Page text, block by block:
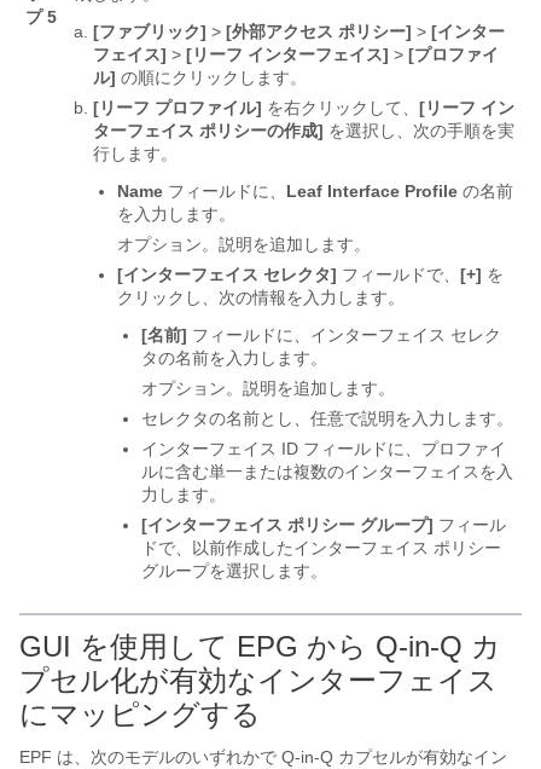
プ 5
[ファブリック] > [外部アクセス ポリシー] > [インター
フェイス] > [リーフ インターフェイス] > [プロファイ
ル] の順にクリックします。
[リーフ プロファイル] を右クリックして、 [リーフ イン
ターフェイス ポリシーの作成] を選択し、次の手順を実
行します。
Name フィールドに、 Leaf Interface Profile の名前
を入力します。
オプション。説明を追加します。
[インターフェイス セレクタ] フィールドで、 [+] を
クリックし、次の情報を入力します。
[名前] フィールドに、インターフェイス セレク
タの名前を入力します。
オプション。説明を追加します。
セレクタの名前とし、任意で説明を入力します。
インターフェイス ID フィールドに、プロファイ
ルに含む単一または複数のインターフェイスを入
力します。
[インターフェイス ポリシー グループ] フィール
ドで、以前作成したインターフェイス ポリシー
グループを選択します。
GUI を使用して EPG から Q-in-Q カ
プセル化が有効なインターフェイス
にマッピングする
EPF は、次のモデルのいずれかで Q-in-Q カプセルが有効なイン